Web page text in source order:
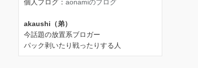
個人ブログ： aonamiのブログ
akaushi（弟）
今話題の放置系ブロガー
パック剥いたり戦ったりする人